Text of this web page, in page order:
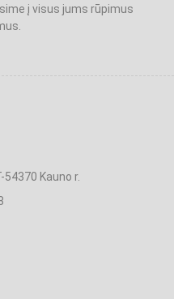
į visus jums rūpimus
Kauno r.